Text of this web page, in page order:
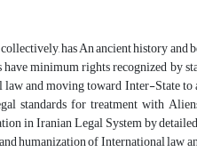
has An ancient history and
minimum rights recognized by
and moving toward Inter-State
standards for treatment with
in Iranian Legal System by
humanization of International law